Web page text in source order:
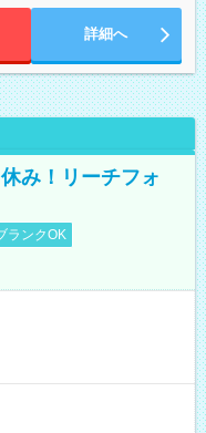
詳細へ
み！リーチフォ
ランクOK